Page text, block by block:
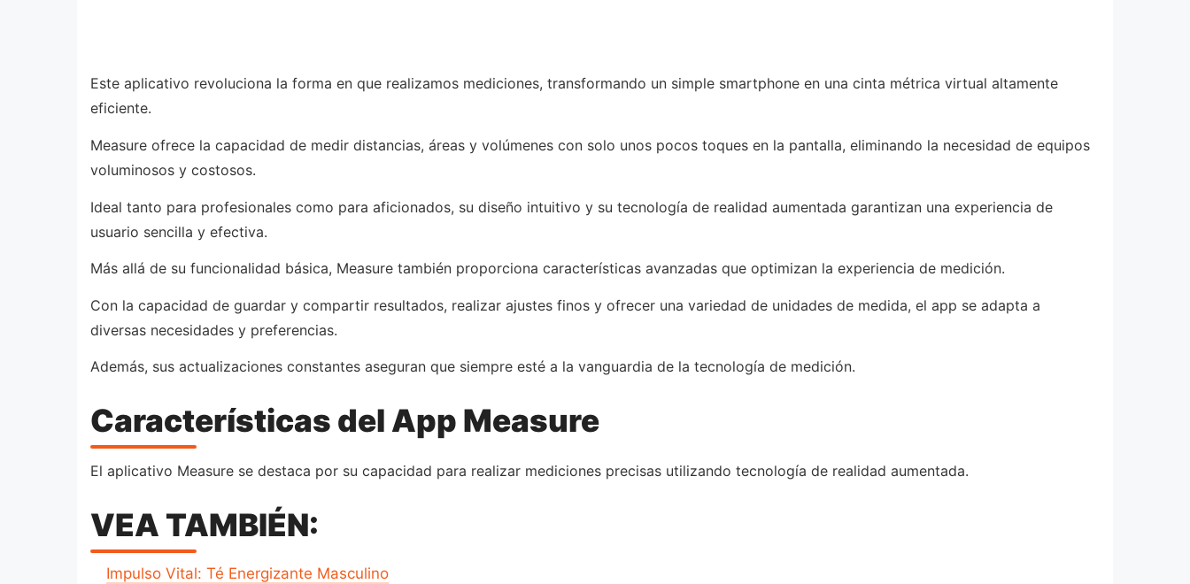
Este aplicativo revoluciona la forma en que realizamos mediciones, transformando un simple smartphone en una cinta métrica virtual altamente
eficiente.
Measure ofrece la capacidad de medir distancias, áreas y volúmenes con solo unos pocos toques en la pantalla, eliminando la necesidad de equipos
voluminosos y costosos.
Ideal tanto para profesionales como para aficionados, su diseño intuitivo y su tecnología de realidad aumentada garantizan una experiencia de
usuario sencilla y efectiva.
Más allá de su funcionalidad básica, Measure también proporciona características avanzadas que optimizan la experiencia de medición.
Con la capacidad de guardar y compartir resultados, realizar ajustes finos y ofrecer una variedad de unidades de medida, el app se adapta a
diversas necesidades y preferencias.
Además, sus actualizaciones constantes aseguran que siempre esté a la vanguardia de la tecnología de medición.
Características del App Measure
El aplicativo Measure se destaca por su capacidad para realizar mediciones precisas utilizando tecnología de realidad aumentada.
VEA TAMBIÉN:
Impulso Vital: Té Energizante Masculino